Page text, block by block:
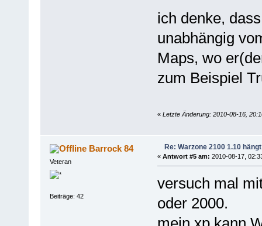
ich denke,
unabhängig
Maps, wo
zum Beispiel
« Letzte Änderung: 2010-08-16,
Barrock 84
Veteran
Beiträge: 42
Re: Warzone 2100 1.10 hängt
« Antwort #5 am: 2010-08-17,
versuch mal
oder 2000.